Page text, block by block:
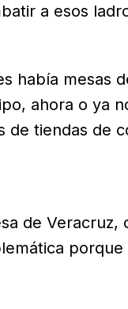
a esos
había mesas
ahora o ya
de tiendas de
de